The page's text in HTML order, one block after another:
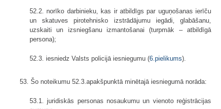
52.2. norīko darbinieku, kas ir atbildīgs par uguņošanas ierīču
un skatuves pirotehnisko izstrādājumu iegādi, glabāšanu,
uzskaiti un izsniegšanu izmantošanai (turpmāk – atbildīgā
persona);
52.3. iesniedz Valsts policijā iesniegumu (6.pielikums).
53. Šo noteikumu 52.3.apakšpunktā minētajā iesniegumā norāda:
53.1. juridiskās personas nosaukumu un vienoto reģistrācijas